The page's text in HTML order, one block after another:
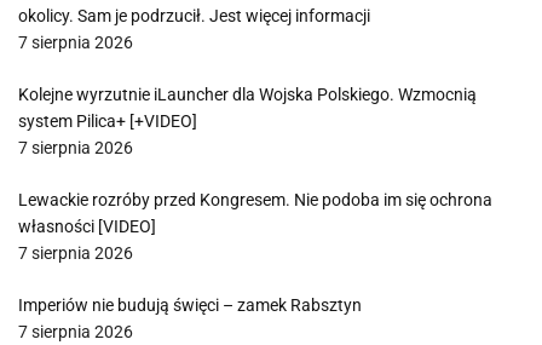
okolicy. Sam je podrzucił. Jest więcej informacji
7 sierpnia 2026
Kolejne wyrzutnie iLauncher dla Wojska Polskiego. Wzmocnią
system Pilica+ [+VIDEO]
7 sierpnia 2026
Lewackie rozróby przed Kongresem. Nie podoba im się ochrona
własności [VIDEO]
7 sierpnia 2026
Imperiów nie budują święci – zamek Rabsztyn
7 sierpnia 2026